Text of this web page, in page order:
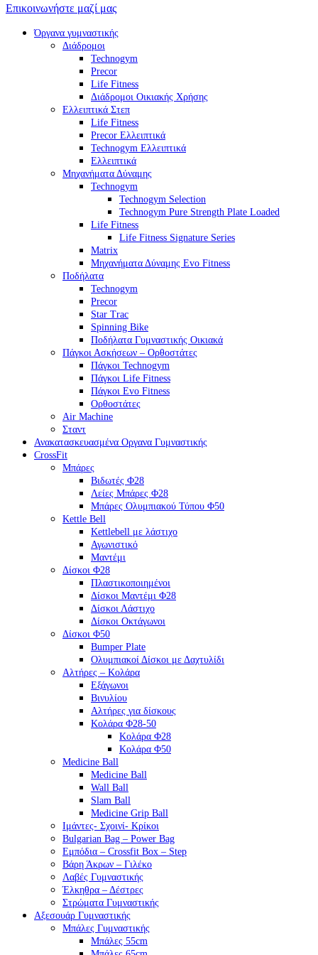
Επικοινωνήστε μαζί μας
Όργανα γυμναστικής
Διάδρομοι
Technogym
Precor
Life Fitness
Διάδρομοι Οικιακής Χρήσης
Ελλειπτικά Στεπ
Life Fitness
Precor Ελλειπτικά
Technogym Ελλειπτικά
Ελλειπτικά
Μηχανήματα Δύναμης
Technogym
Technogym Selection
Technogym Pure Strength Plate Loaded
Life Fitness
Life Fitness Signature Series
Matrix
Μηχανήματα Δύναμης Evo Fitness
Ποδήλατα
Technogym
Precor
Star Trac
Spinning Bike
Ποδήλατα Γυμναστικής Οικιακά
Πάγκοι Ασκήσεων – Ορθοστάτες
Πάγκοι Technogym
Πάγκοι Life Fitness
Πάγκοι Evo Fitness
Ορθοστάτες
Air Machine
Σταντ
Ανακατασκευασμένα Οργανα Γυμναστικής
CrossFit
Μπάρες
Βιδωτές Φ28
Λείες Μπάρες Φ28
Μπάρες Ολυμπιακού Τύπου Φ50
Kettle Bell
Kettlebell με λάστιχο
Αγωνιστικό
Μαντέμι
Δίσκοι Φ28
Πλαστικοποιημένοι
Δίσκοι Μαντέμι Φ28
Δίσκοι Λάστιχο
Δίσκοι Οκτάγωνοι
Δίσκοι Φ50
Bumper Plate
Ολυμπιακοί Δίσκοι με Δαχτυλίδι
Αλτήρες – Κολάρα
Εξάγωνοι
Βινυλίου
Αλτήρες για δίσκους
Κολάρα Φ28-50
Κολάρα Φ28
Κολάρα Φ50
Medicine Ball
Medicine Ball
Wall Ball
Slam Ball
Medicine Grip Ball
Ιμάντες- Σχοινί- Κρίκοι
Bulgarian Bag – Power Bag
Εμπόδια – Crossfit Box – Step
Βάρη Άκρων – Γιλέκο
Λαβές Γυμναστικής
Έλκηθρα – Δέστρες
Στρώματα Γυμναστικής
Αξεσουάρ Γυμναστικής
Μπάλες Γυμναστικής
Μπάλες 55cm